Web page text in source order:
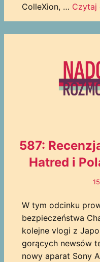
ColleXion, … Czytaj
587:
Hatred i
W tym odcinku
bezpieczeństwa
kolejne vlogi z
gorących newsów
nowy aparat Sony